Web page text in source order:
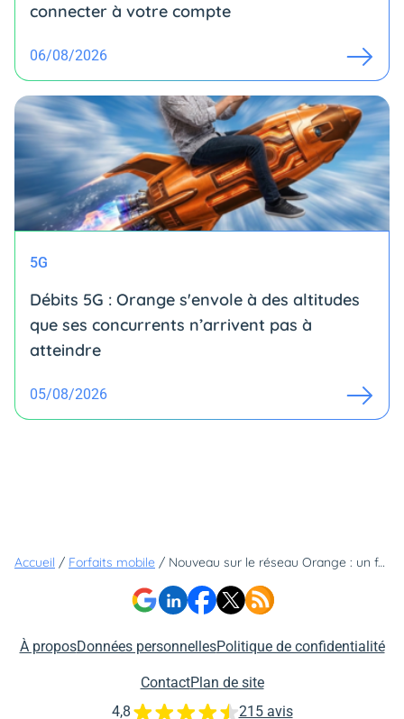
connecter à votre compte
06/08/2026
5G
Débits 5G : Orange s'envole à des altitudes
que ses concurrents n’arrivent pas à
atteindre
05/08/2026
Accueil / Forfaits mobile / Nouveau sur le réseau Orange : un forfait 5G avec 150 Go à moins de 10€
À proposDonnées personnellesPolitique de confidentialité
ContactPlan de site
4,8
215 avis